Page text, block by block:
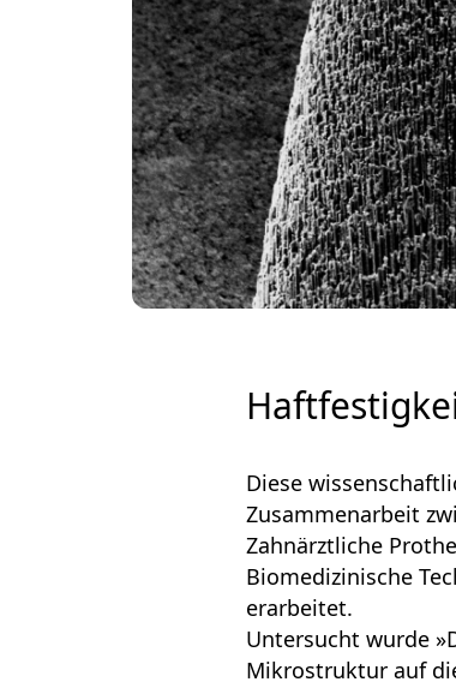
Diese
Zusammenarbeit
Zahnärztliche
Biomedizinische
erarbeitet.
Untersucht wurde
Mikrostruktur auf